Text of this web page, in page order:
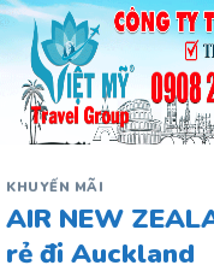
Bỏ
qua
dung
KHUYẾN MÃI
AIR NEW
rẻ đi Auckland